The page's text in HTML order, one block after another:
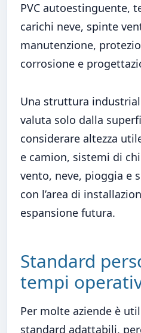
PVC autoestinguente,
carichi neve, spinte
manutenzione,
corrosione e
Una struttura
valuta solo dalla
considerare altezza
e camion, sistemi di
vento, neve, pioggia e
con l’area di
espansione futura.
Standard
tempi
Per molte aziende è
standard adattabili,